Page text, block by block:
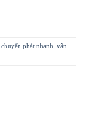
chuyển phát nhanh vận